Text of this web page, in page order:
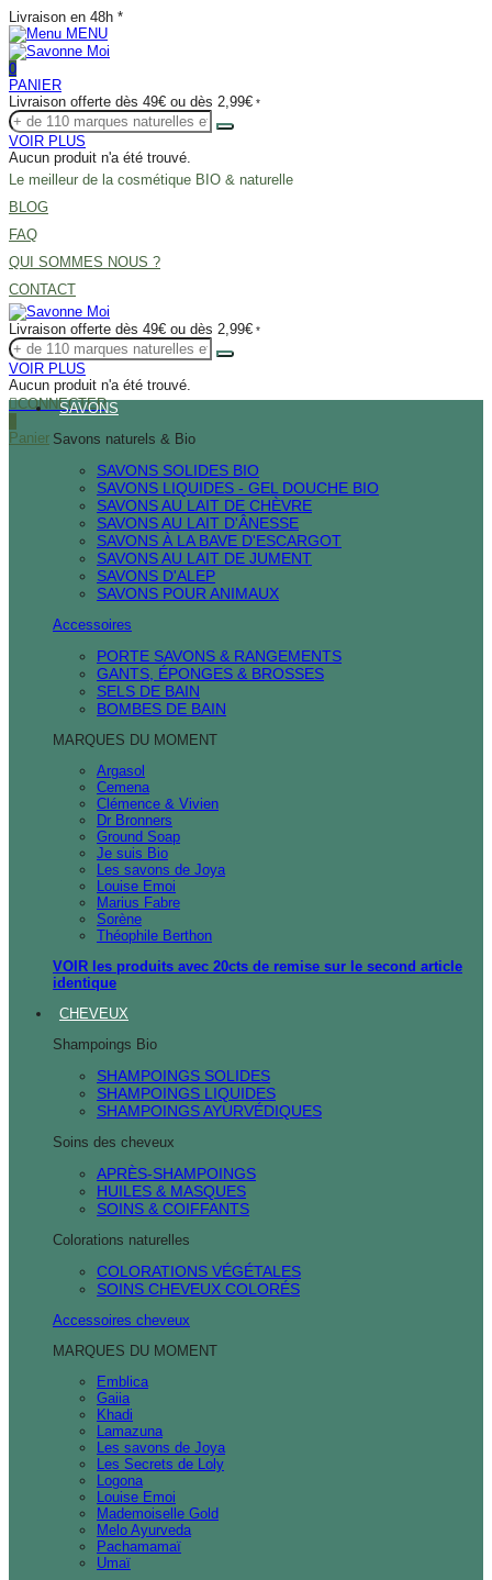
Livraison en 48h *
MENU
0
PANIER
Livraison offerte dès 49€ ou dès 2,99€ *
VOIR PLUS
Aucun produit n'a été trouvé.
Le meilleur de la cosmétique BIO & naturelle
BLOG
FAQ
QUI SOMMES NOUS ?
CONTACT
Livraison offerte dès 49€ ou dès 2,99€ *
VOIR PLUS
Aucun produit n'a été trouvé.
CONNECTER
Panier
SAVONS
Savons naturels & Bio
SAVONS SOLIDES BIO
SAVONS LIQUIDES - GEL DOUCHE BIO
SAVONS AU LAIT DE CHÈVRE
SAVONS AU LAIT D'ÂNESSE
SAVONS À LA BAVE D'ESCARGOT
SAVONS AU LAIT DE JUMENT
SAVONS D'ALEP
SAVONS POUR ANIMAUX
Accessoires
PORTE SAVONS & RANGEMENTS
GANTS, ÉPONGES & BROSSES
SELS DE BAIN
BOMBES DE BAIN
MARQUES DU MOMENT
Argasol
Cemena
Clémence & Vivien
Dr Bronners
Ground Soap
Je suis Bio
Les savons de Joya
Louise Emoi
Marius Fabre
Sorène
Théophile Berthon
VOIR les produits avec 20cts de remise sur le second article
identique
CHEVEUX
Shampoings Bio
SHAMPOINGS SOLIDES
SHAMPOINGS LIQUIDES
SHAMPOINGS AYURVÉDIQUES
Soins des cheveux
APRÈS-SHAMPOINGS
HUILES & MASQUES
SOINS & COIFFANTS
Colorations naturelles
COLORATIONS VÉGÉTALES
SOINS CHEVEUX COLORÉS
Accessoires cheveux
MARQUES DU MOMENT
Emblica
Gaiia
Khadi
Lamazuna
Les savons de Joya
Les Secrets de Loly
Logona
Louise Emoi
Mademoiselle Gold
Melo Ayurveda
Pachamamaï
Umaï